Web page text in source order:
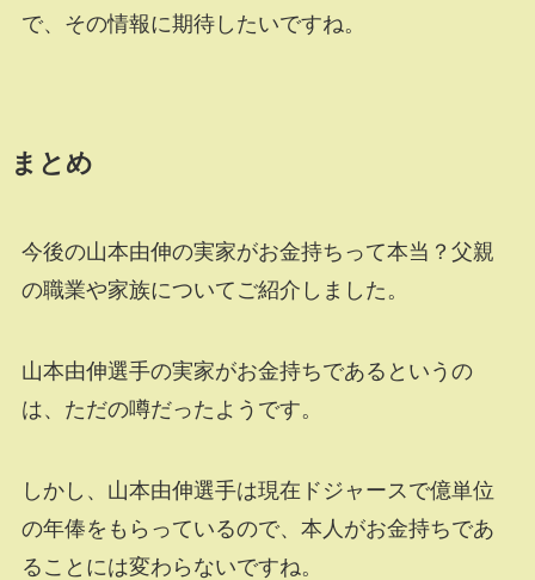
で、その情報に期待したいですね。
まとめ
今後の山本由伸の実家がお金持ちって本当？父親
の職業や家族についてご紹介しました。
山本由伸選手の実家がお金持ちであるというの
は、ただの噂だったようです。
しかし、山本由伸選手は現在ドジャースで億単位
の年俸をもらっているので、本人がお金持ちであ
ることには変わらないですね。